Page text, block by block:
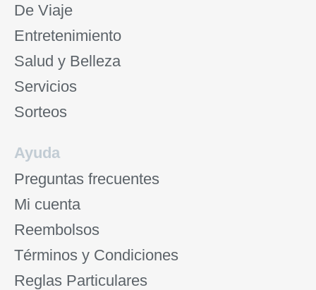
De Viaje
Entretenimiento
Salud y Belleza
Servicios
Sorteos
Ayuda
Preguntas frecuentes
Mi cuenta
Reembolsos
Términos y Condiciones
Reglas Particulares